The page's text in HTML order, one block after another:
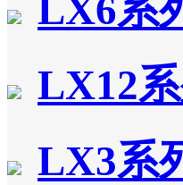
LX6系
LX12
LX3系